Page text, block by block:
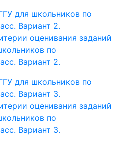
для школьников по
Вариант 2.
оценивания заданий
по
Вариант 2.
для школьников по
Вариант 3.
оценивания заданий
по
Вариант 3.